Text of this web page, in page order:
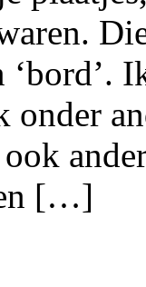
‘bord’.
ook
[…]